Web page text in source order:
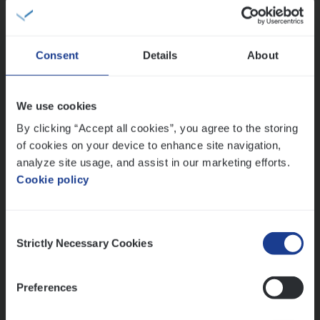
Consent Details About
We use cookies
By clicking “Accept all cookies”, you agree to the storing
of cookies on your device to enhance site navigation,
analyze site usage, and assist in our marketing efforts.
Cookie policy
Selection
Strictly Necessary Cookies
Preferences
IT, Change & Innovation
Test Ana­lyst
IT, Change & Innovation
Antwerpen
Meer dan collega’s: hoe Julie en Aurélie elkaar
Mathias houdt van diepgaande dossiers én droge